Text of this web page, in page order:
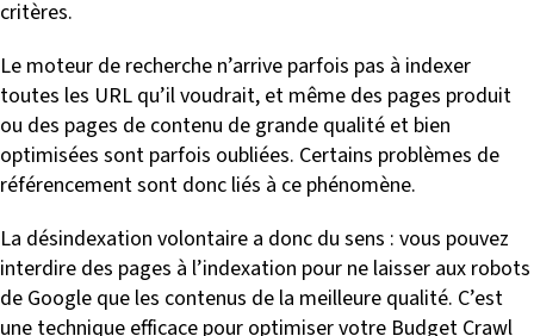
critères.
Le moteur de recherche n’arrive parfois pas à indexer
toutes les URL qu’il voudrait, et même des pages produit
ou des pages de contenu de grande qualité et bien
optimisées sont parfois oubliées. Certains problèmes de
référencement sont donc liés à ce phénomène.
La désindexation volontaire a donc du sens : vous pouvez
interdire des pages à l’indexation pour ne laisser aux robots
de Google que les contenus de la meilleure qualité. C’est
une technique efficace pour optimiser votre Budget Crawl